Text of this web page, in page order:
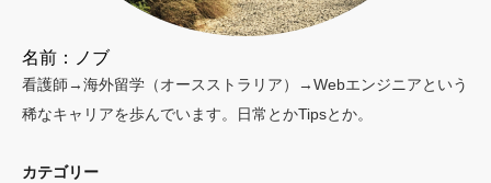
名前：ノブ
看護師→海外留学（オースストラリア）→Webエンジニアという
稀なキャリアを歩んでいます。日常とかTipsとか。
カテゴリー